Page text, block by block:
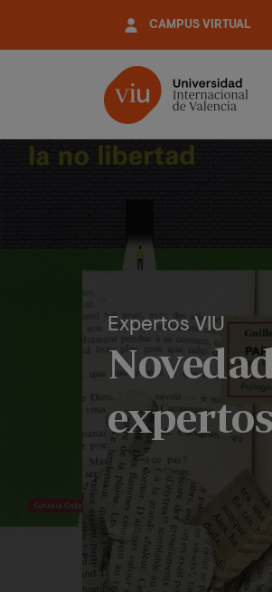
contenido
CAMPUS VIRTUAL
Expertos VIU